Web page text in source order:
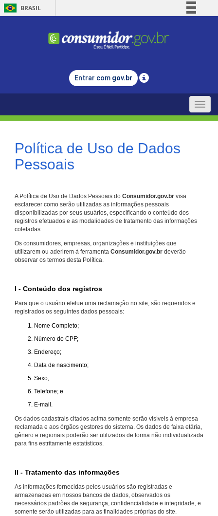
BRASIL
Comunica BR
Legislação
Entrar com gov.br
Toggle
Política de Uso de Dados
Pessoais
A Política de Uso de Dados Pessoais do Consumidor.gov.br visa
esclarecer como serão utilizadas as informações pessoais
disponibilizadas por seus usuários, especificando o conteúdo dos
registros efetuados e as modalidades de tratamento das informações
coletadas.
Os consumidores, empresas, organizações e instituições que
utilizarem ou aderirem à ferramenta Consumidor.gov.br deverão
observar os termos desta Política.
I - Conteúdo dos registros
Para que o usuário efetue uma reclamação no site, são requeridos e
registrados os seguintes dados pessoais:
Nome Completo;
Número do CPF;
Endereço;
Data de nascimento;
Sexo;
Telefone; e
E-mail.
Os dados cadastrais citados acima somente serão visíveis à empresa
reclamada e aos órgãos gestores do sistema. Os dados de faixa etária,
gênero e regionais poderão ser utilizados de forma não individualizada
para fins estritamente estatísticos.
II - Tratamento das informações
As informações fornecidas pelos usuários são registradas e
armazenadas em nossos bancos de dados, observados os
necessários padrões de segurança, confidencialidade e integridade, e
somente serão utilizadas para as finalidades próprias do site.